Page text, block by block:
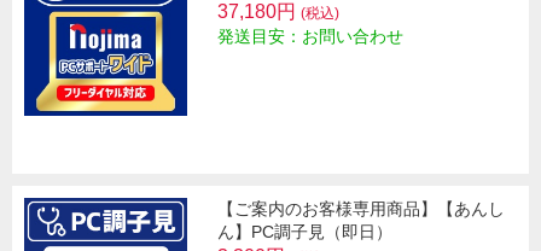
37,180円 (税込)
発送目安：お問い合わせ
【ご案内のお客様専用商品】【あんし
ん】PC調子見（即日）